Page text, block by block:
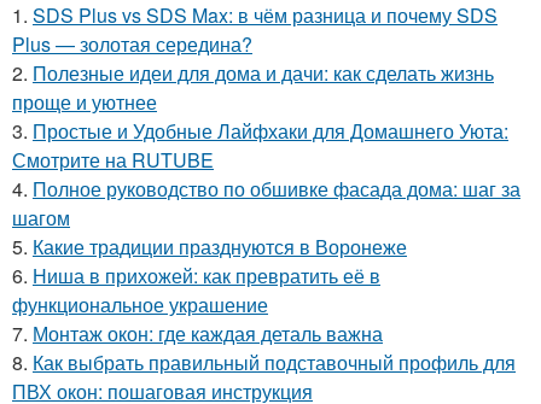
1. SDS Plus vs SDS Max: в чём разница и почему SDS
Plus — золотая середина?
2. Полезные идеи для дома и дачи: как сделать жизнь
проще и уютнее
3. Простые и Удобные Лайфхаки для Домашнего Уюта:
Смотрите на RUTUBE
4. Полное руководство по обшивке фасада дома: шаг за
шагом
5. Какие традиции празднуются в Воронеже
6. Ниша в прихожей: как превратить её в
функциональное украшение
7. Монтаж окон: где каждая деталь важна
8. Как выбрать правильный подставочный профиль для
ПВХ окон: пошаговая инструкция